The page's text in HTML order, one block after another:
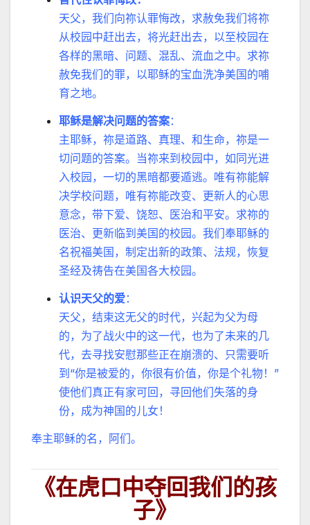
天父，我们向祢认罪悔改，求赦免我们将祢
从校园中赶出去，将光赶出去，以至校园在
各样的黑暗、问题、混乱、流血之中。求祢
赦免我们的罪，以耶稣的宝血洗净美国的哺
育之地。
耶稣是解决问题的答案：
主耶稣，祢是道路、真理、和生命，祢是一
切问题的答案。当祢来到校园中，如同光进
入校园，一切的黑暗都要遁逃。唯有祢能解
决学校问题，唯有祢能改变、更新人的心思
意念，带下爱、饶恕、医治和平安。求祢的
医治、更新临到美国的校园。我们奉耶稣的
名祝福美国，制定出新的政策、法规，恢复
圣经及祷告在美国各大校园。
认识天父的爱：
天父，结束这无父的时代，兴起为父为母
的，为了战火中的这一代，也为了未来的几
代，去寻找安慰那些正在崩溃的、只需要听
到“你是被爱的，你很有价值，你是个礼物！”
使他们真正有家可回，寻回他们失落的身
份，成为神国的儿女！
奉主耶稣的名，阿们。
《在虎口中夺回我们的孩
子》